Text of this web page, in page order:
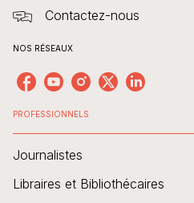
Contactez-nous
NOS RÉSEAUX
PROFESSIONNELS
Journalistes
Libraires et Bibliothécaires